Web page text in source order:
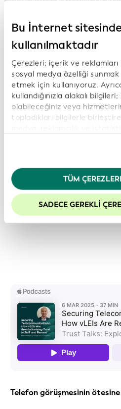
Bu İnternet
kullanılmaktadır
Çerezleri; içerik ve
sosyal medya özelliği
etmek için kullanıyoruz.
kullandığınızla alakalı bilgileri;
olabileceğiniz veya
topladıkları bilgilerle
etmeniz durumunda, çerez
Gizlilik Politikamız
’ı
Web sitemizdeki
çerezleri etkin tutmanızı
TÜM
SADECE GEREKLI
bilebileceklerdir.
Telefon görüşmesinin